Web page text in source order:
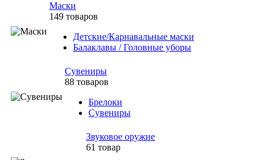
Маски
149 товаров
Детские/Карнавальные маски
Балаклавы / Головные уборы
Сувениры
88 товаров
Брелоки
Сувениры
Звуковое оружие
61 товар